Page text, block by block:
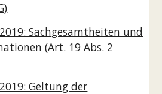
Sachgesamtheiten und
(Art. 19 Abs. 2
Geltung der